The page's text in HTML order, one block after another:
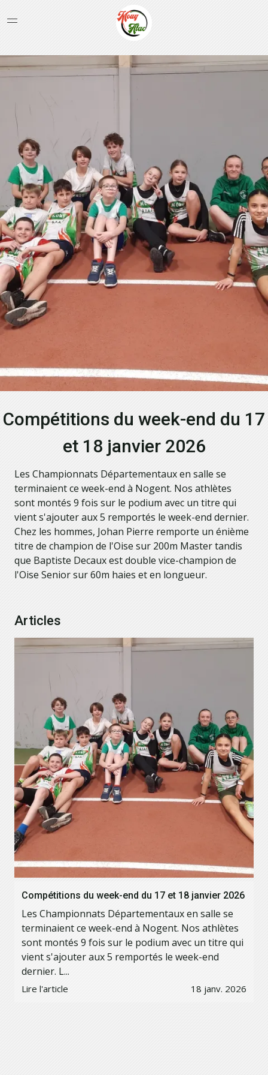
Compétitions du week-end du 17
et 18 janvier 2026
Les Championnats Départementaux en salle se
terminaient ce week-end à Nogent. Nos athlètes
sont montés 9 fois sur le podium avec un titre qui
vient s'ajouter aux 5 remportés le week-end dernier.
Chez les hommes, Johan Pierre remporte un énième
titre de champion de l'Oise sur 200m Master tandis
que Baptiste Decaux est double vice-champion de
l'Oise Senior sur 60m haies et en longueur.
Articles
Compétitions du week-end du 17 et 18 janvier 2026
Les Championnats Départementaux en salle se
terminaient ce week-end à Nogent. Nos athlètes
sont montés 9 fois sur le podium avec un titre qui
vient s'ajouter aux 5 remportés le week-end
dernier. L...
Lire l'article 18 janv. 2026